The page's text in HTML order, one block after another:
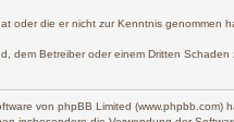
die er nicht zur Kenntnis
dem Betreiber oder einem Dritten Schaden
von phpBB Limited